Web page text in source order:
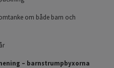
om både barn och
– barnstrumpbyxorna